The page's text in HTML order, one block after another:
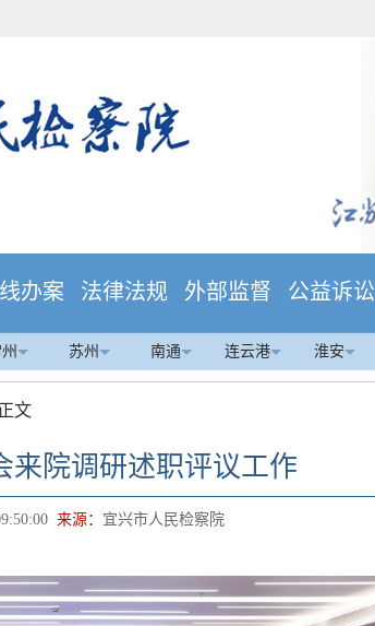
办案 法律法规 外部监督 公益诉讼
苏州 南通 连云港 淮安
文
来院调研述职评议工作
来源： 宜兴市人民检察院